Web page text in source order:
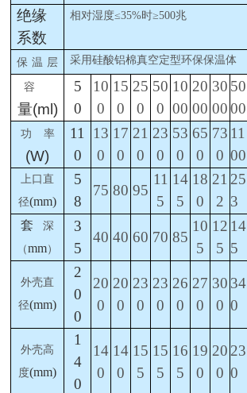
绝缘
系数
相对湿度≤35%时≥500兆
保 温 层 采用硅酸铝棉真空定型环保保温体
容
量(ml)
5
0
10
0
15
0
25
0
50
0
10
00
20
00
30
00
50
00
功 率
(W)
11
0
13
0
17
0
21
0
23
0
53
0
65
0
73
0
11
00
上口直
径(mm)
5
8
75 80 95
11
5
14
5
18
0
21
2
25
3
套
深
（mm）
3
5
40 40 60 70 85
10
5
12
5
14
5
外壳直
径(mm)
2
0
0
20
0
20
0
23
0
23
0
26
0
27
0
30
0
34
0
外壳高
度(mm)
1
4
0
14
0
14
0
15
5
15
5
16
5
19
0
20
0
23
0